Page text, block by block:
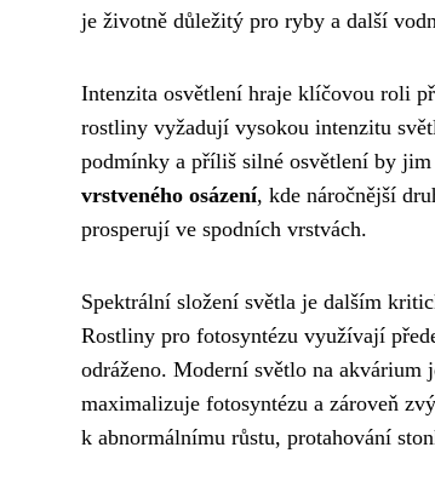
je životně důležitý pro ryby a další
Intenzita osvětlení hraje klíčovou roli
rostliny vyžadují vysokou intenzitu
podmínky a příliš silné osvětlení by
vrstveného osázení, kde náročnější
prosperují ve spodních vrstvách.
Spektrální složení světla je dalším
Rostliny pro fotosyntézu využívají
odráženo. Moderní světlo na
maximalizuje fotosyntézu a zároveň
k abnormálnímu růstu, protahování